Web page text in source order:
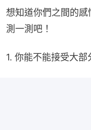
想知道你們之間的
測一測吧！
1. 你能不能接受大部